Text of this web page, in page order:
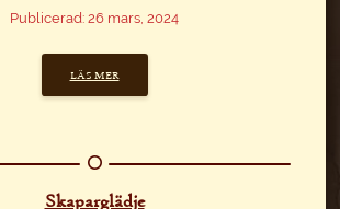
Publicerad: 26 mars, 2024
LÄS MER
Skaparglädje